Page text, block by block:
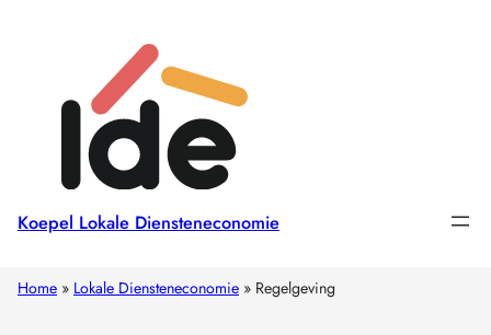
Koepel Lokale Diensteneconomie
Home » Lokale Diensteneconomie » Regelgeving